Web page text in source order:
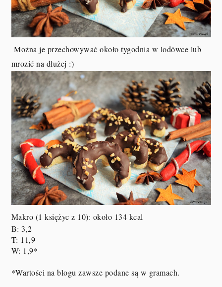
Można je przechowywać około tygodnia w lodówce lub
mrozić na dłużej :)
Makro (1 księżyc z 10): około 134 kcal
B: 3,2
T: 11,9
W: 1,9*
*Wartości na blogu zawsze podane są w gramach.